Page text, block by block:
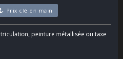
Prix clé en main
peinture métallisée ou taxe